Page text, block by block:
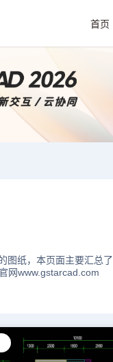
首页
图纸，本页面主要汇总了
网www.gstarcad.com